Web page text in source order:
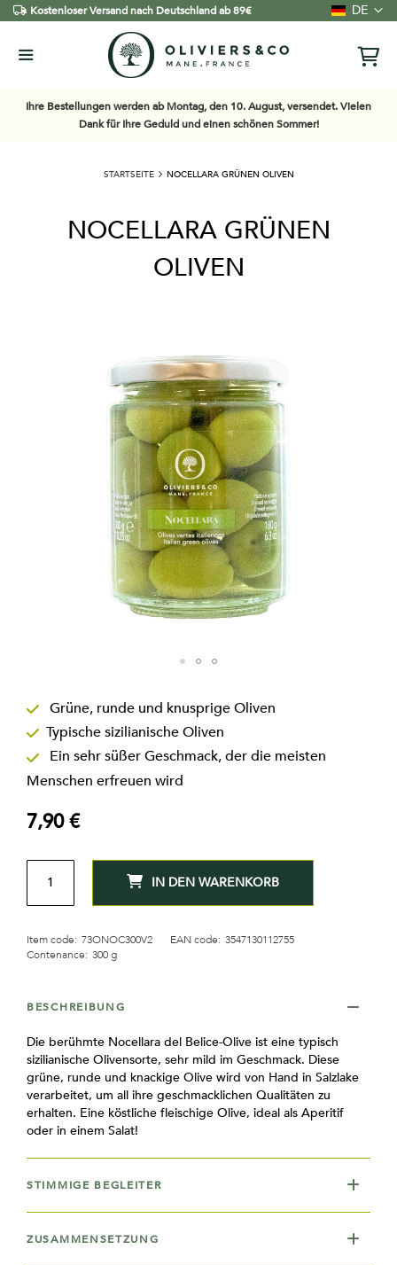
Kostenloser Versand nach Deutschland ab 89€ Sprache
DE
Ihre Bestellungen werden ab Montag, den 10. August, versendet. Vielen
Dank für Ihre Geduld und einen schönen Sommer!
Anfang
der
Bildgalerie
springen
STARTSEITE NOCELLARA GRÜNEN OLIVEN
NOCELLARA GRÜNEN
OLIVEN
Grüne, runde und knusprige Oliven
Typische sizilianische Oliven
Ein sehr süßer Geschmack, der die meisten
Menschen erfreuen wird
7,90 €
MENGE
IN DEN WARENKORB
Item code: 73ONOC300V2 EAN code: 3547130112755
Contenance: 300 g
BESCHREIBUNG
Die berühmte Nocellara del Belice-Olive ist eine typisch
sizilianische Olivensorte, sehr mild im Geschmack. Diese
grüne, runde und knackige Olive wird von Hand in Salzlake
verarbeitet, um all ihre geschmacklichen Qualitäten zu
erhalten. Eine köstliche fleischige Olive, ideal als Aperitif
oder in einem Salat!
STIMMIGE BEGLEITER
ZUSAMMENSETZUNG